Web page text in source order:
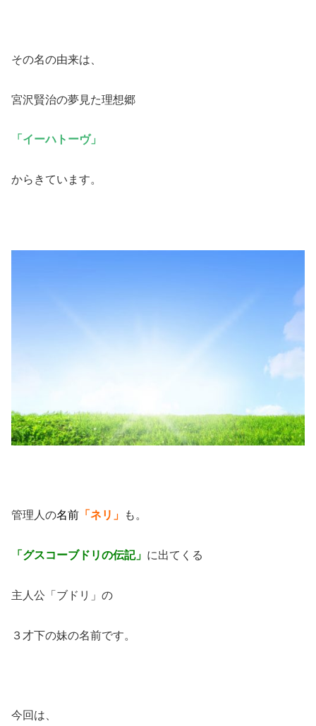
その名の由来は、
宮沢賢治の夢見た理想郷
「イーハトーヴ」
からきています。
管理人の名前 「ネリ」 も。
「グスコーブドリの伝記」 に出てくる
主人公「ブドリ」の
３才下の妹の名前です。
今回は、